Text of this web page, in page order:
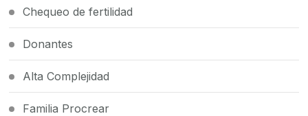
Chequeo de fertilidad
Donantes
Alta Complejidad
Familia Procrear